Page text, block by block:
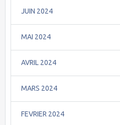
JUIN 2024
MAI 2024
AVRIL 2024
MARS 2024
FEVRIER 2024